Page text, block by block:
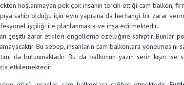
hoşlanmayan pek çok insanın tercih ettiği cam balkon,
sahip olduğu için evin yapısına da herhangi bir zarar
işçiliği ile planlanmakta ve inşa edilmektedir.
çeşitli zarar etkileri engelleme özelliğine sahiptir. Bunlar
Bu sebep, insanların cam balkonlara yönelmesini
da bulunmaktadır. Bu da balkonun yazın serin kışın ise
etkilemektedir.